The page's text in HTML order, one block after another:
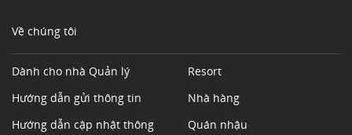
Về chúng tôi
Dành cho nhà Quản lý
Hướng dẫn gửi thông tin
Hướng dẫn cập nhật thông
Resort
Nhà hàng
Quán nhậu